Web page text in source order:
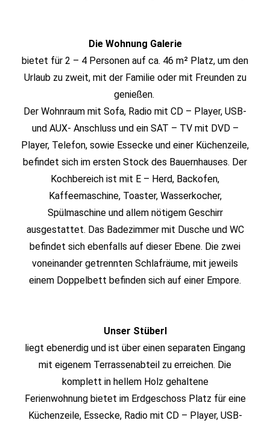
Die Wohnung Galerie
bietet für 2 – 4 Personen auf ca. 46 m² Platz, um den
Urlaub zu zweit, mit der Familie oder mit Freunden zu
genießen.
Der Wohnraum mit Sofa, Radio mit CD – Player, USB-
und AUX- Anschluss und ein SAT – TV mit DVD –
Player, Telefon, sowie Essecke und einer Küchenzeile,
befindet sich im ersten Stock des Bauernhauses. Der
Kochbereich ist mit E – Herd, Backofen,
Kaffeemaschine, Toaster, Wasserkocher,
Spülmaschine und allem nötigem Geschirr
ausgestattet. Das Badezimmer mit Dusche und WC
befindet sich ebenfalls auf dieser Ebene. Die zwei
voneinander getrennten Schlafräume, mit jeweils
einem Doppelbett befinden sich auf einer Empore.
Unser Stüberl
liegt ebenerdig und ist über einen separaten Eingang
mit eigenem Terrassenabteil zu erreichen. Die
komplett in hellem Holz gehaltene
Ferienwohnung bietet im Erdgeschoss Platz für eine
Küchenzeile, Essecke, Radio mit CD – Player, USB-